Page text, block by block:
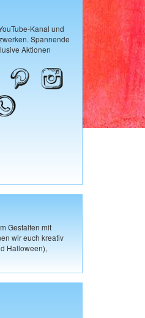
Kanal und
Spannende
Aktionen
Gestalten mit
wir euch kreativ
Halloween),